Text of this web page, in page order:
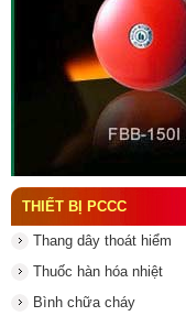
THIẾT BỊ PCCC
Thang dây thoát hiểm
Thuốc hàn hóa nhiệt
Bình chữa cháy